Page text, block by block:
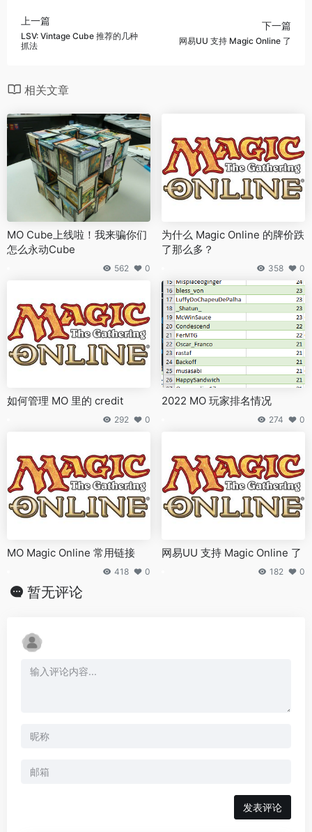
上一篇
LSV: Vintage Cube 推荐的几种
抓法
下一篇
网易UU 支持 Magic Online 了
相关文章
MO Cube上线啦！我来骗你们
怎么永动Cube
562 0
为什么 Magic Online 的牌价跌
了那么多？
358 0
如何管理 MO 里的 credit
292 0
2022 MO 玩家排名情况
274 0
MO Magic Online 常用链接
418 0
网易UU 支持 Magic Online 了
182 0
暂无评论
发表评论